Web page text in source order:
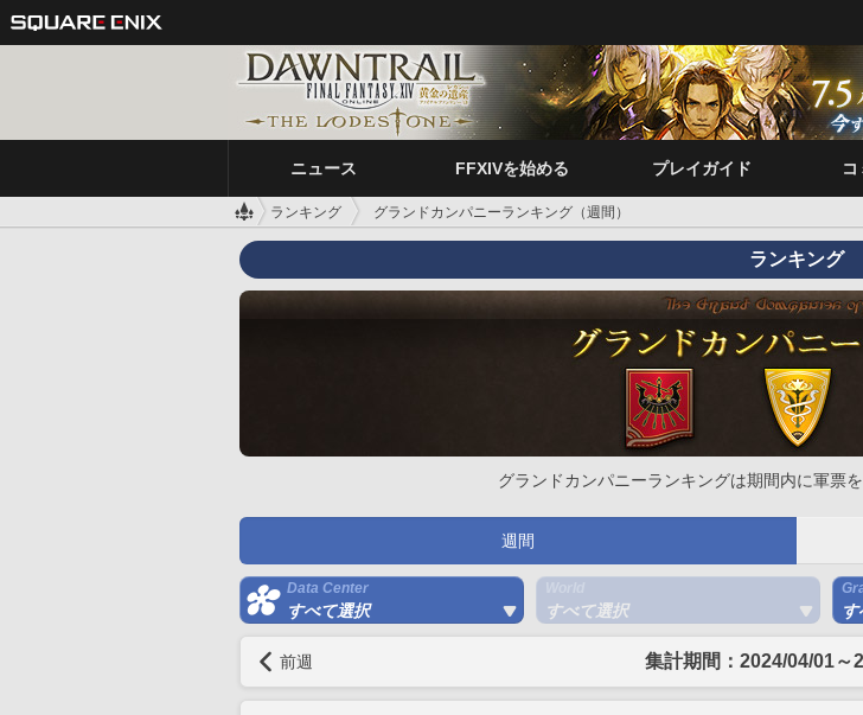
ニュース FFXIVを始める プレイガイド コ
ランキング グランドカンパニーランキング（週間）
ランキング
グランドカンパニーランキングは期間内に軍票
週間
Data Center
すべて選択 すべて選択
前週 集計期間：2024/04/01～